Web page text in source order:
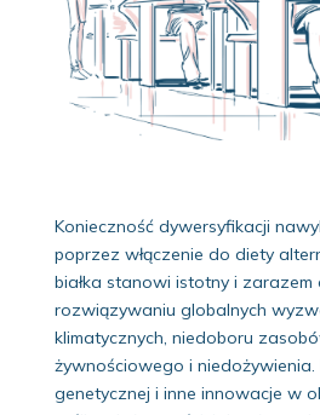
Konieczność dywersyfikacji
poprzez włączenie do diety
białka stanowi istotny i zarazem
rozwiązywaniu globalnych
klimatycznych, niedoboru
żywnościowego i niedożywienia.
genetycznej i inne innowacje w